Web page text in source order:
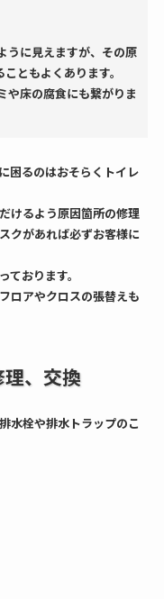
うに見えますが、その原
ともよくあります。
や床の腐食にも繋がりま
困るのはおそらくトイレ
けるよう原因箇所の修理
クがあれば必ずお客様に
おります。
ロアやクロスの張替えも
、交換
水栓や排水トラップのこ